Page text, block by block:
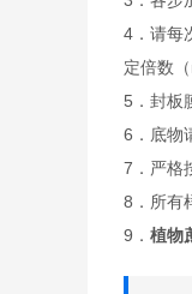
4．请每
定倍数
5．封板
6．底物
7．严格
8．所有
9． 植物